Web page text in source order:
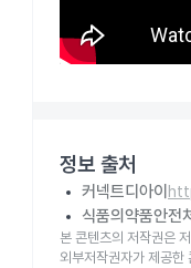
정보 출처
커넥트디아이
식품의약품안전
본 콘텐츠의 저작권은
외부저작권자가 제공한